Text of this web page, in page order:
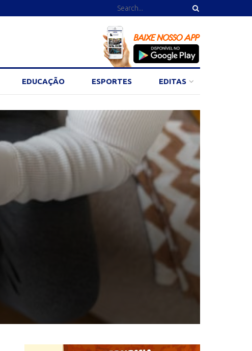
EDUCAÇÃO ESPORTES EDITAS